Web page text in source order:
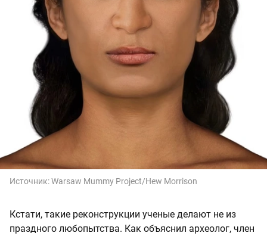
Источник:Warsaw Mummy Project/Hew Morrison
Кстати, такие реконструкции ученые делают не из
праздного любопытства. Как объяснил археолог, член